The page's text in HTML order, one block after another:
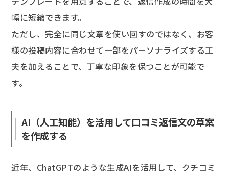
幅に短縮できます。
ただし、完全に同じ文章を使い回すのではなく、お客
様の投稿内容に合わせて一部をパーソナライズする工
夫を加えることで、丁寧な印象を保つことが可能で
す。
AI（人工知能）を活用して口コミ返信文の草案
を作成する
近年、ChatGPTのような生成AIを活用して、クチコミ